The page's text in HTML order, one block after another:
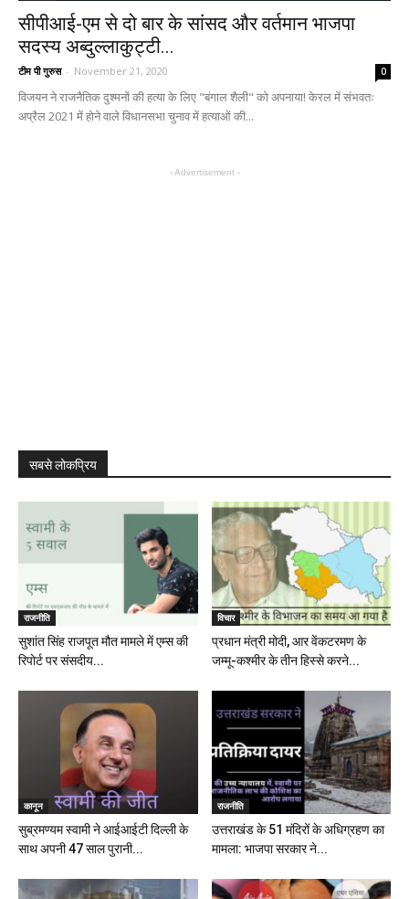
सीपीआई-एम से दो बार के सांसद और वर्तमान भाजपा
सदस्य अब्दुल्लाकुट्टी...
टीम पी गुरुस - November 21, 2020 0
विजयन ने राजनैतिक दुश्मनों की हत्या के लिए "बंगाल शैली" को अपनाया! केरल में संभवतः
अप्रैल 2021 में होने वाले विधानसभा चुनाव में हत्याओं की...
- Advertisement -
सबसे लोकप्रिय
राजनीति
सुशांत सिंह राजपूत मौत मामले में एम्स की
रिपोर्ट पर संसदीय...
विचार
प्रधान मंत्री मोदी, आर वेंकटरमण के
जम्मू-कश्मीर के तीन हिस्से करने...
कानून
सुब्रमण्यम स्वामी ने आईआईटी दिल्ली के
साथ अपनी 47 साल पुरानी...
राजनीति
उत्तराखंड के 51 मंदिरों के अधिग्रहण का
मामला: भाजपा सरकार ने...